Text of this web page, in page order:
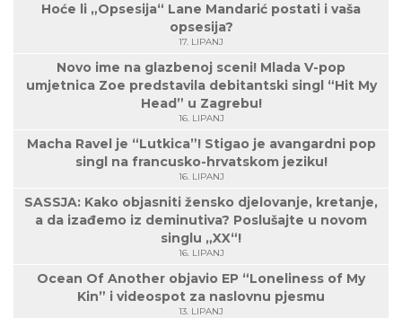
Hoće li „Opsesija“ Lane Mandarić postati i vaša
opsesija?
17. LIPANJ
Novo ime na glazbenoj sceni! Mlada V-pop
umjetnica Zoe predstavila debitantski singl “Hit My
Head” u Zagrebu!
16. LIPANJ
Macha Ravel je “Lutkica”! Stigao je avangardni pop
singl na francusko-hrvatskom jeziku!
16. LIPANJ
SASSJA: Kako objasniti žensko djelovanje, kretanje,
a da izađemo iz deminutiva? Poslušajte u novom
singlu „XX“!
16. LIPANJ
Ocean Of Another objavio EP “Loneliness of My
Kin” i videospot za naslovnu pjesmu
13. LIPANJ